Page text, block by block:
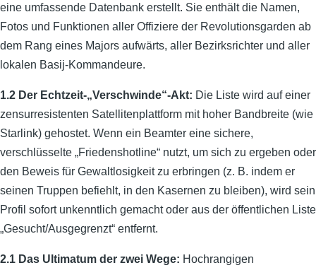
eine umfassende Datenbank erstellt. Sie enthält die Namen,
Fotos und Funktionen aller Offiziere der Revolutionsgarden ab
dem Rang eines Majors aufwärts, aller Bezirksrichter und aller
lokalen Basij-Kommandeure.
1.2 Der Echtzeit-„Verschwinde“-Akt: Die Liste wird auf einer
zensurresistenten Satellitenplattform mit hoher Bandbreite (wie
Starlink) gehostet. Wenn ein Beamter eine sichere,
verschlüsselte „Friedenshotline“ nutzt, um sich zu ergeben oder
den Beweis für Gewaltlosigkeit zu erbringen (z. B. indem er
seinen Truppen befiehlt, in den Kasernen zu bleiben), wird sein
Profil sofort unkenntlich gemacht oder aus der öffentlichen Liste
„Gesucht/Ausgegrenzt“ entfernt.
2.1 Das Ultimatum der zwei Wege: Hochrangigen